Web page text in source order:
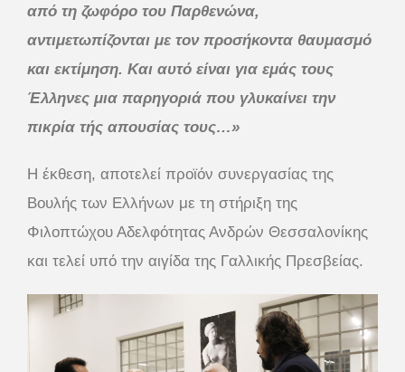
από τη ζωφόρο του Παρθενώνα,
αντιμετωπίζονται με τον προσήκοντα θαυμασμό
και εκτίμηση. Και αυτό είναι για εμάς τους
Έλληνες μια παρηγοριά που γλυκαίνει την
πικρία τής απουσίας τους…»
Η έκθεση, αποτελεί προϊόν συνεργασίας της
Βουλής των Ελλήνων με τη στήριξη της
Φιλοπτώχου Αδελφότητας Ανδρών Θεσσαλονίκης
και τελεί υπό την αιγίδα της Γαλλικής Πρεσβείας.